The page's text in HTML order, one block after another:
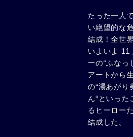
たった一人
い絶望的な
結成！全世
いよいよ 11
ーの“ふなっ
アートから
の“湯あがり
ん“といっ
るヒーロー
結成した。